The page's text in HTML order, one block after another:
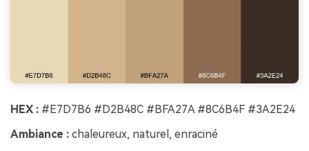
HEX : #E7D7B6 #D2B48C #BFA27A #8C6B4F #3A2E24
Ambiance : chaleureux, naturel, enraciné